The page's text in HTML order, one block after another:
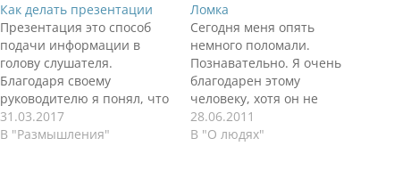
Как делать презентации
Презентация это способ
подачи информации в
голову слушателя.
Благодаря своему
руководителю я понял, что
такое хорошая
презентация и обычная.
31.03.2017
В "Размышления"
Ломка
Сегодня меня опять
немного поломали.
Познавательно. Я очень
благодарен этому
человеку, хотя он не
читает мой блог. Это мой
коллега, старше рангом, из
28.06.2011
В "О людях"